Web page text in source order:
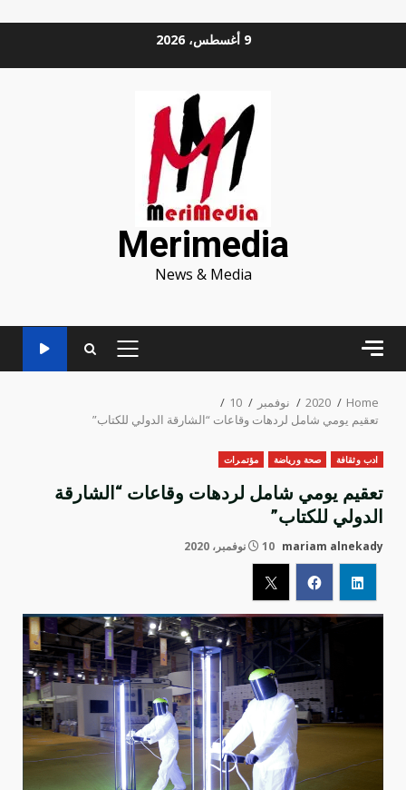
9 أغسطس، 2026
Merimedia
News & Media
PRIMARY
Home
2020 نوفمبر
10
تعقيم يومي شامل لردهات وقاعات “الشارقة الدولي للكتاب”
ادب وثقافة صحة ورياضة مؤتمرات
تعقيم يومي شامل لردهات وقاعات “الشارقة
الدولي للكتاب”
mariam alnekady 10 نوفمبر، 2020